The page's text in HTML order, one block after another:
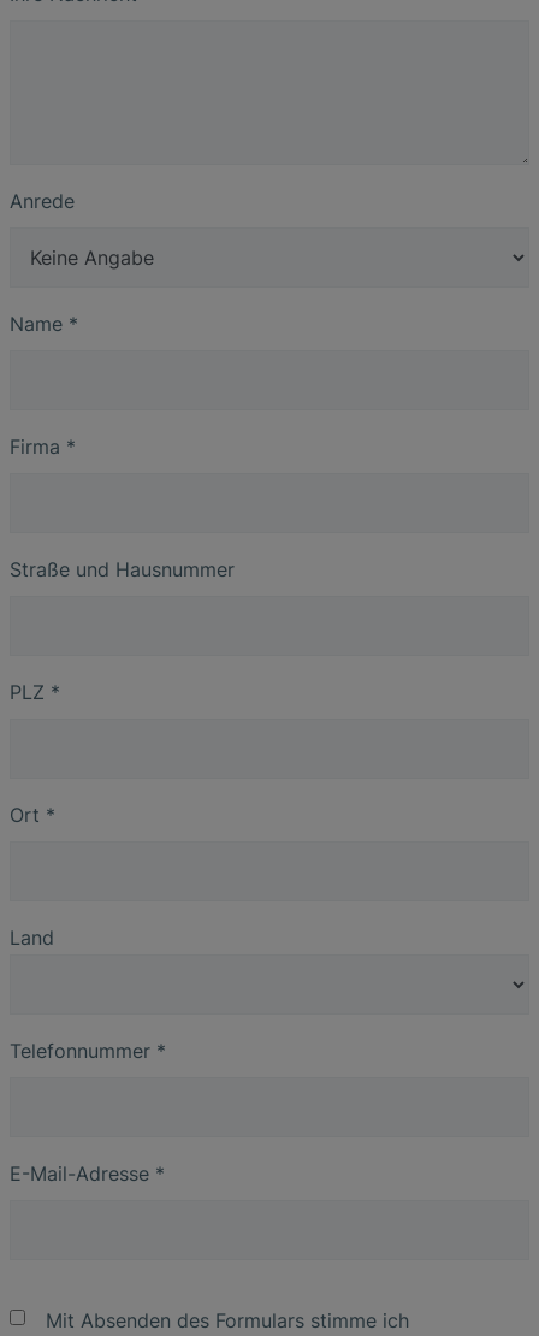
Anrede
Name *
Firma *
Straße und Hausnummer
PLZ *
Ort *
Land
Telefonnummer *
E-Mail-Adresse *
Mit Absenden des Formulars stimme ich